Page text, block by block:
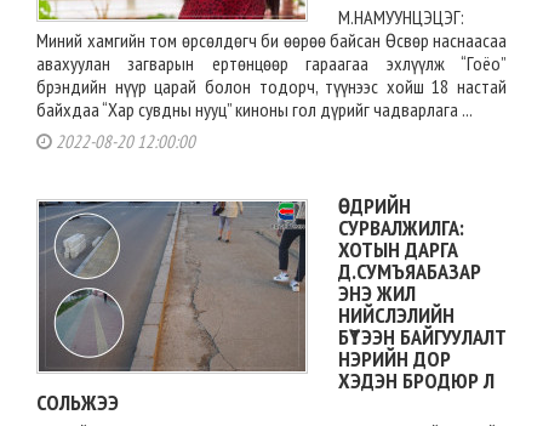
М.НАМУУНЦЭЦЭГ:
Миний хамгийн том өрсөлдөгч би өөрөө байсан Өсвөр наснаасаа
авахуулан загварын ертөнцөөр гараагаа эхлүүлж “Гоёо”
брэндийн нүүр царай болон тодорч, түүнээс хойш 18 настай
байхдаа “Хар сувдны нууц” киноны гол дүрийг чадварлага ...
2022-08-20 12:00:00
ӨДРИЙН
СУРВАЛЖИЛГА:
ХОТЫН ДАРГА
Д.СУМЪЯАБАЗАР
ЭНЭ ЖИЛ
НИЙСЛЭЛИЙН
БҮТЭЭН БАЙГУУЛАЛТ
НЭРИЙН ДОР
ХЭДЭН БРОДЮР Л
СОЛЬЖЭЭ